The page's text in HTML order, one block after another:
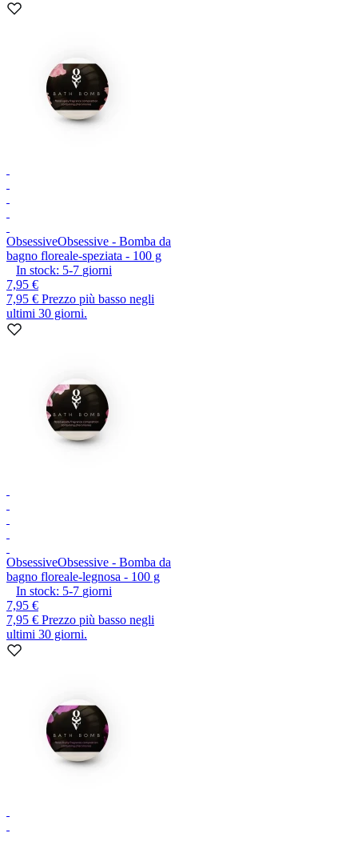
ObsessiveObsessive - Bomba da
bagno floreale-speziata - 100 g
In stock: 5-7 giorni
7,95 €
7,95 € Prezzo più basso negli
ultimi 30 giorni.
ObsessiveObsessive - Bomba da
bagno floreale-legnosa - 100 g
In stock: 5-7 giorni
7,95 €
7,95 € Prezzo più basso negli
ultimi 30 giorni.